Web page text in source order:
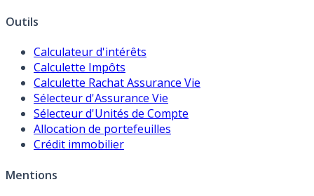
Outils
Calculateur d'intérêts
Calculette Impôts
Calculette Rachat Assurance Vie
Sélecteur d'Assurance Vie
Sélecteur d'Unités de Compte
Allocation de portefeuilles
Crédit immobilier
Mentions